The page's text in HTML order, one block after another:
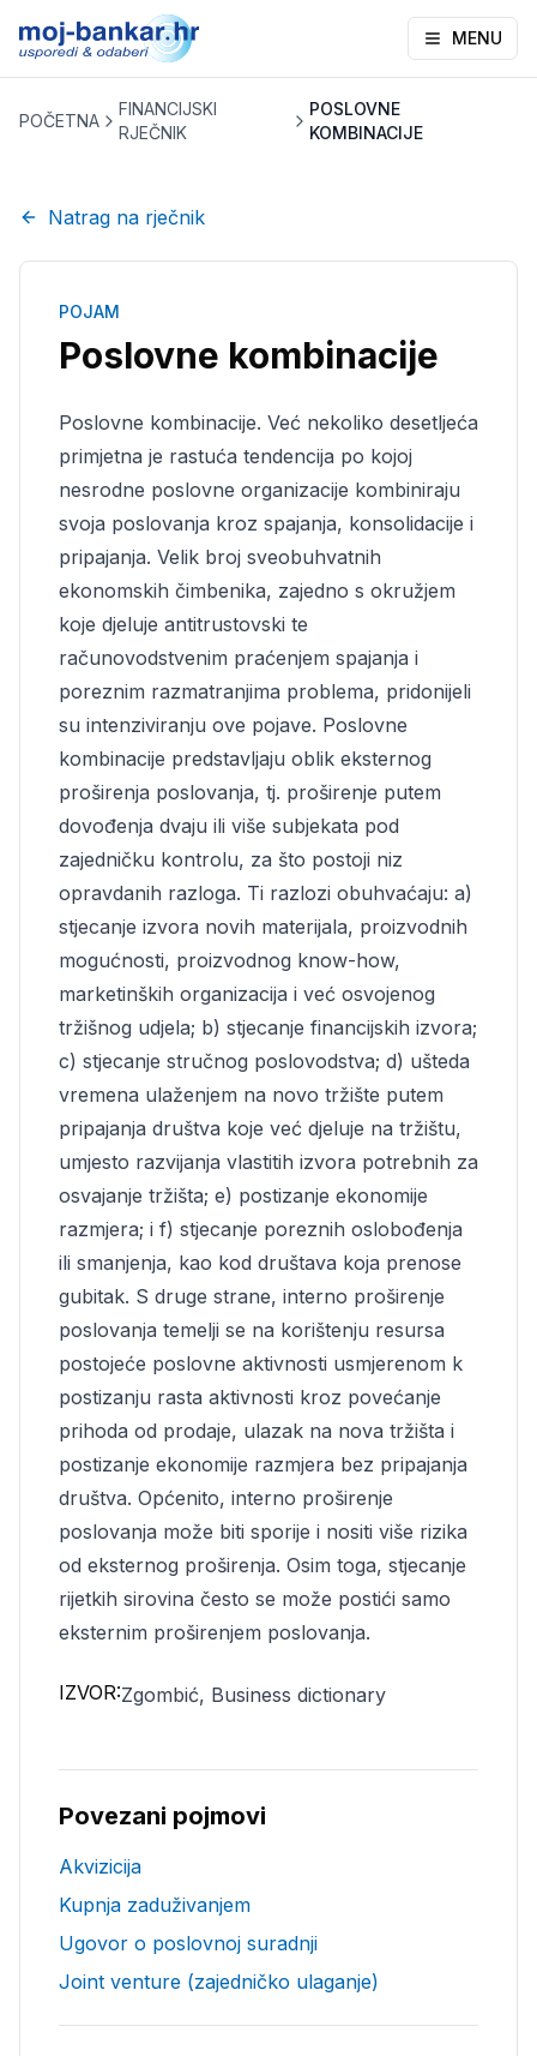
MENU
POČETNA
FINANCIJSKI
RJEČNIK
POSLOVNE
KOMBINACIJE
Natrag na rječnik
POJAM
Poslovne kombinacije
Poslovne kombinacije. Već nekoliko desetljeća
primjetna je rastuća tendencija po kojoj
nesrodne poslovne organizacije kombiniraju
svoja poslovanja kroz spajanja, konsolidacije i
pripajanja. Velik broj sveobuhvatnih
ekonomskih čimbenika, zajedno s okružjem
koje djeluje antitrustovski te
računovodstvenim praćenjem spajanja i
poreznim razmatranjima problema, pridonijeli
su intenziviranju ove pojave. Poslovne
kombinacije predstavljaju oblik eksternog
proširenja poslovanja, tj. proširenje putem
dovođenja dvaju ili više subjekata pod
zajedničku kontrolu, za što postoji niz
opravdanih razloga. Ti razlozi obuhvaćaju: a)
stjecanje izvora novih materijala, proizvodnih
mogućnosti, proizvodnog know-how,
marketinških organizacija i već osvojenog
tržišnog udjela; b) stjecanje financijskih izvora;
c) stjecanje stručnog poslovodstva; d) ušteda
vremena ulaženjem na novo tržište putem
pripajanja društva koje već djeluje na tržištu,
umjesto razvijanja vlastitih izvora potrebnih za
osvajanje tržišta; e) postizanje ekonomije
razmjera; i f) stjecanje poreznih oslobođenja
ili smanjenja, kao kod društava koja prenose
gubitak. S druge strane, interno proširenje
poslovanja temelji se na korištenju resursa
postojeće poslovne aktivnosti usmjerenom k
postizanju rasta aktivnosti kroz povećanje
prihoda od prodaje, ulazak na nova tržišta i
postizanje ekonomije razmjera bez pripajanja
društva. Općenito, interno proširenje
poslovanja može biti sporije i nositi više rizika
od eksternog proširenja. Osim toga, stjecanje
rijetkih sirovina često se može postići samo
eksternim proširenjem poslovanja.
IZVOR:Zgombić, Business dictionary
Povezani pojmovi
Akvizicija
Kupnja zaduživanjem
Ugovor o poslovnoj suradnji
Joint venture (zajedničko ulaganje)